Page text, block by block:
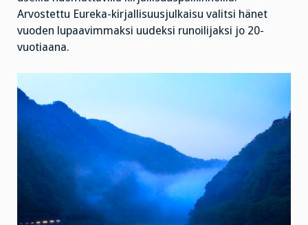
Arvostettu Eureka-kirjallisuusjulkaisu valitsi hänet
vuoden lupaavimmaksi uudeksi runoilijaksi jo 20-
vuotiaana.